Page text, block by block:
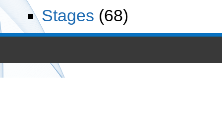
Stages (68)